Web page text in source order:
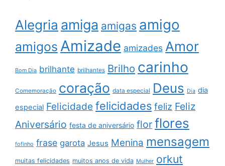
Alegria amiga amigas amigo
amigos Amizade amizades Amor
Bom Dia brilhante brilhantes Brilho carinho
Comemoração coração data especial Deus Dia dia
especial Felicidade felicidades feliz Feliz
Aniversário festa de aniversário flor flores
fofinho frase garota Jesus Menina mensagem
muitas felicidades muitos anos de vida Mulher orkut